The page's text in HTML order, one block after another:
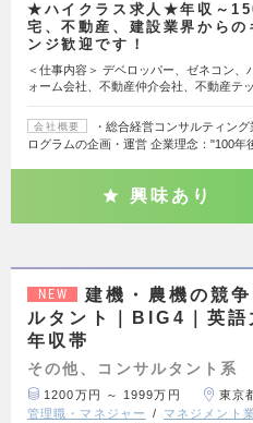
★ハイクラス求人★年収～
宅、不動産、建設業界からの
ンジ歓迎です！
＜仕事内容＞ デベロッパー、ゼネコン
ォーム会社、不動産仲介会社、不動産テ
会社概要
・総合経営コンサルティン
ログラムの企画・運営 企業理念："100
興味あり
NEW
建機・農機の競
ルタント｜BIG4｜英語
年収帯
その他、コンサルタント系
1200万円 ～ 1999万円 東京
管理職・マネジャー
マネジメント